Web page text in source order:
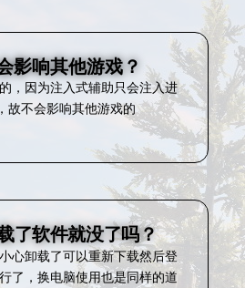
影响其他游戏？
，因为注入式辅助只会注入进
故不会影响其他游戏的
了软件就没了吗？
心卸载了可以重新下载然后登
了，换电脑使用也是同样的道